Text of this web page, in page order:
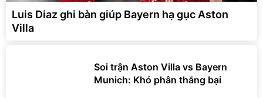
Luis Diaz ghi bàn giúp Bayern hạ gục Aston
Villa
Soi trận Aston Villa vs Bayern
Munich: Khó phân thắng bại